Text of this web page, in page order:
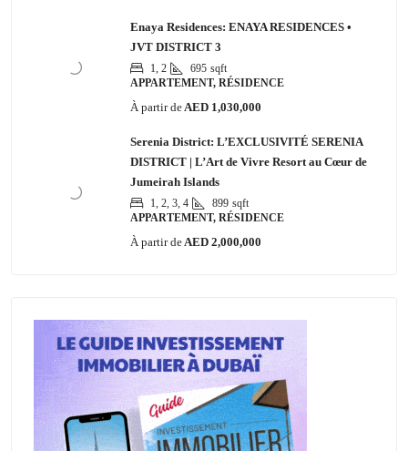
Enaya Residences: ENAYA RESIDENCES •
JVT DISTRICT 3
1, 2 695 sqft
APPARTEMENT, RÉSIDENCE
À partir deAED 1,030,000
Serenia District: L’EXCLUSIVITÉ SERENIA
DISTRICT | L’Art de Vivre Resort au Cœur de
Jumeirah Islands
1, 2, 3, 4 899 sqft
APPARTEMENT, RÉSIDENCE
À partir deAED 2,000,000